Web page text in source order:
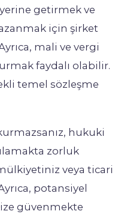
getirmek ve
için şirket
mali ve vergi
faydalı olabilir.
temel sözleşme
hukuki
zorluk
veya ticari
potansiyel
güvenmekte